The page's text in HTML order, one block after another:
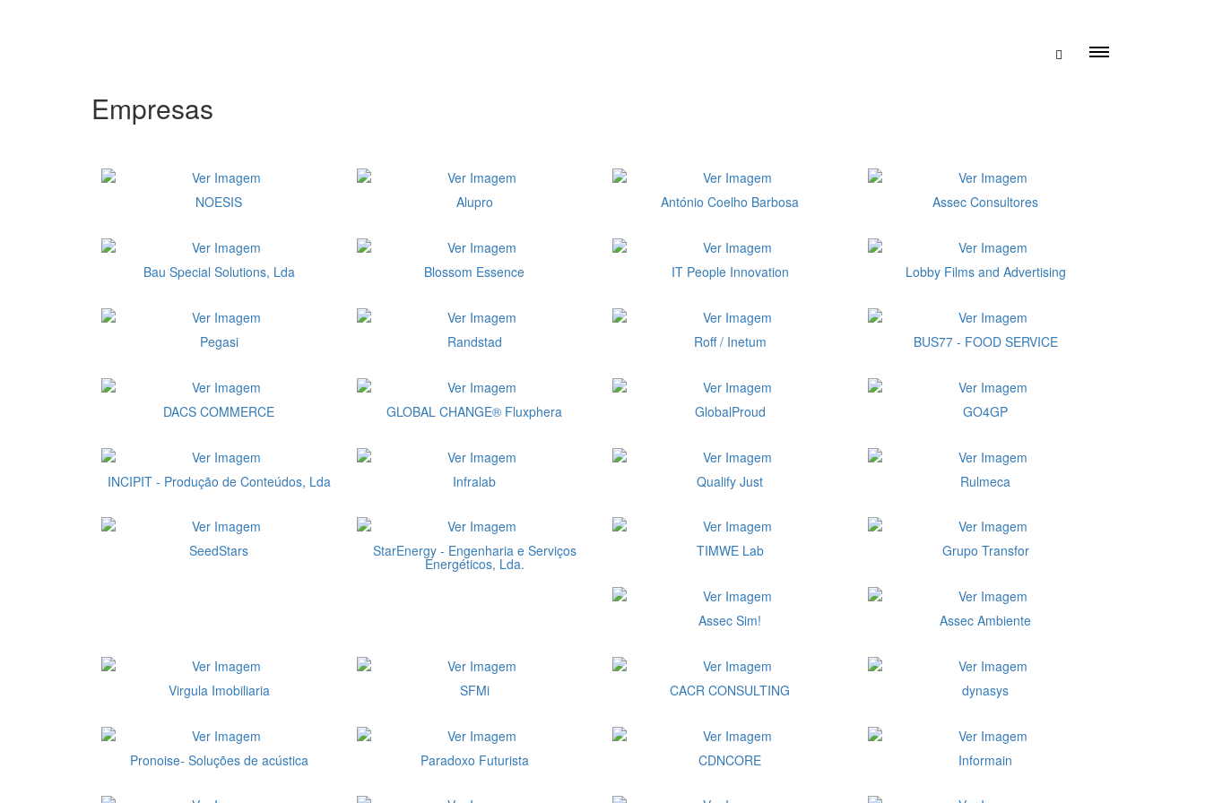
Empresas
NOESIS Alupro António Coelho Barbosa Assec Consultores
Bau Special Solutions, Lda Blossom Essence IT People Innovation Lobby Films and Advertising
Pegasi Randstad Roff / Inetum BUS77 - FOOD SERVICE
DACS COMMERCE GLOBAL CHANGE® Fluxphera GlobalProud GO4GP
INCIPIT - Produção de Conteúdos, Lda Infralab Qualify Just Rulmeca
SeedStars StarEnergy - Engenharia e Serviços
Energéticos, Lda.
TIMWE Lab Grupo Transfor
Assec Sim! Assec Ambiente
Virgula Imobiliaria SFMi CACR CONSULTING dynasys
Pronoise- Soluções de acústica Paradoxo Futurista CDNCORE Informain